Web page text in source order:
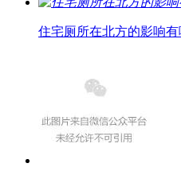
住宅厕所在北方的影响